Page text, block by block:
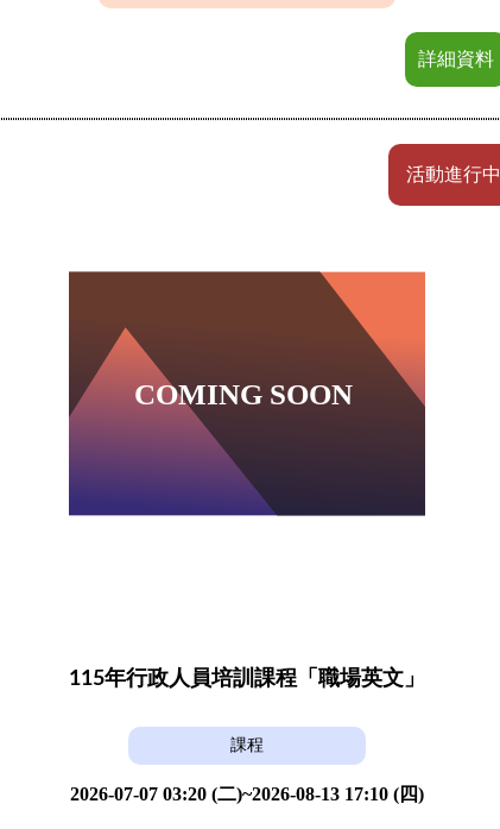
詳細資料
活動進行中
115年行政人員培訓課程「職場英文」
課程
2026-07-07 03:20 (二)~2026-08-13 17:10 (四)